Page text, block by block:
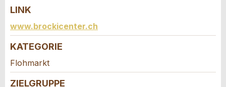
Schliessen
Nachricht:
* Pflichtfeld
Information: Zur Qualitätssicherung wird eine Kopie der
E-Mail an guidle gesendet.
Kontakt
Verfassen Sie eine Nachricht für die
Kontaktpersonen dieser Anzeige.
LINK
www.brockicenter.ch
KATEGORIE
Flohmarkt
ZIELGRUPPE